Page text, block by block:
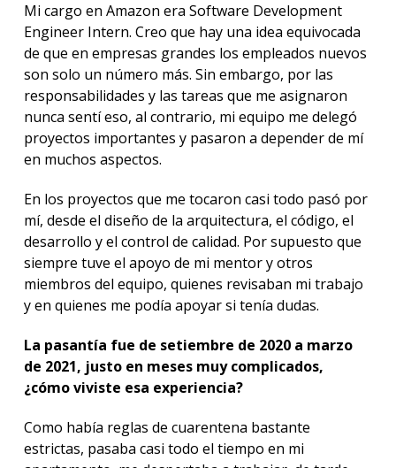
Mi cargo en Amazon era Software Development
Engineer Intern. Creo que hay una idea equivocada
de que en empresas grandes los empleados nuevos
son solo un número más. Sin embargo, por las
responsabilidades y las tareas que me asignaron
nunca sentí eso, al contrario, mi equipo me delegó
proyectos importantes y pasaron a depender de mí
en muchos aspectos.
En los proyectos que me tocaron casi todo pasó por
mí, desde el diseño de la arquitectura, el código, el
desarrollo y el control de calidad. Por supuesto que
siempre tuve el apoyo de mi mentor y otros
miembros del equipo, quienes revisaban mi trabajo
y en quienes me podía apoyar si tenía dudas.
La pasantía fue de setiembre de 2020 a marzo
de 2021, justo en meses muy complicados,
¿cómo viviste esa experiencia?
Como había reglas de cuarentena bastante
estrictas, pasaba casi todo el tiempo en mi